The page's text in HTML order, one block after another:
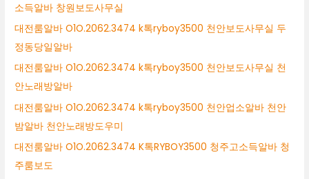
소득알바 창원보도사무실
대전룸알바 O1O.2062.3474 k톡ryboy3500 천안보도사무실 두
정동당일알바
대전룸알바 O1O.2062.3474 k톡ryboy3500 천안보도사무실 천
안노래방알바
대전룸알바 O1O.2062.3474 k톡ryboy3500 천안업소알바 천안
밤알바 천안노래방도우미
대전룸알바 O1O.2062.3474 K톡RYBOY3500 청주고소득알바 청
주룸보도